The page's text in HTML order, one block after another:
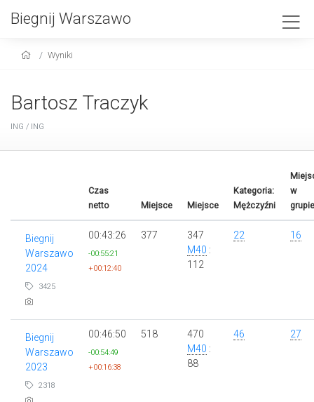
Biegnij Warszawo
Wyniki
Bartosz Traczyk
ING / ING
Czas
netto
Miejsce Miejsce
Kategoria:
Mężczyźni
w
grupie
Biegnij
Warszawo
2024
3425
00:43:26
-00:55:21
+00:12:40
377
347
M40 :
112
22 16
Biegnij
Warszawo
2023
2318
00:46:50
-00:54:49
+00:16:38
518
470
M40 :
88
46 27